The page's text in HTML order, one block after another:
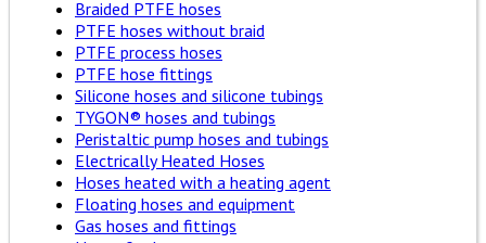
Braided PTFE hoses
PTFE hoses without braid
PTFE process hoses
PTFE hose fittings
Silicone hoses and silicone tubings
TYGON® hoses and tubings
Peristaltic pump hoses and tubings
Electrically Heated Hoses
Hoses heated with a heating agent
Floating hoses and equipment
Gas hoses and fittings